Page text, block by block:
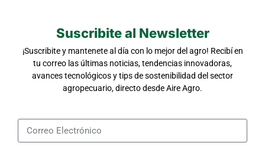
Suscribite al Newsletter
¡Suscribite y mantenete al día con lo mejor del agro! Recibí en
tu correo las últimas noticias, tendencias innovadoras,
avances tecnológicos y tips de sostenibilidad del sector
agropecuario, directo desde Aire Agro.